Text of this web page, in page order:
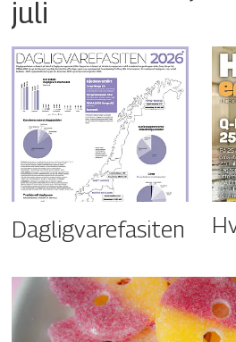
juli
Dagligvarefasiten